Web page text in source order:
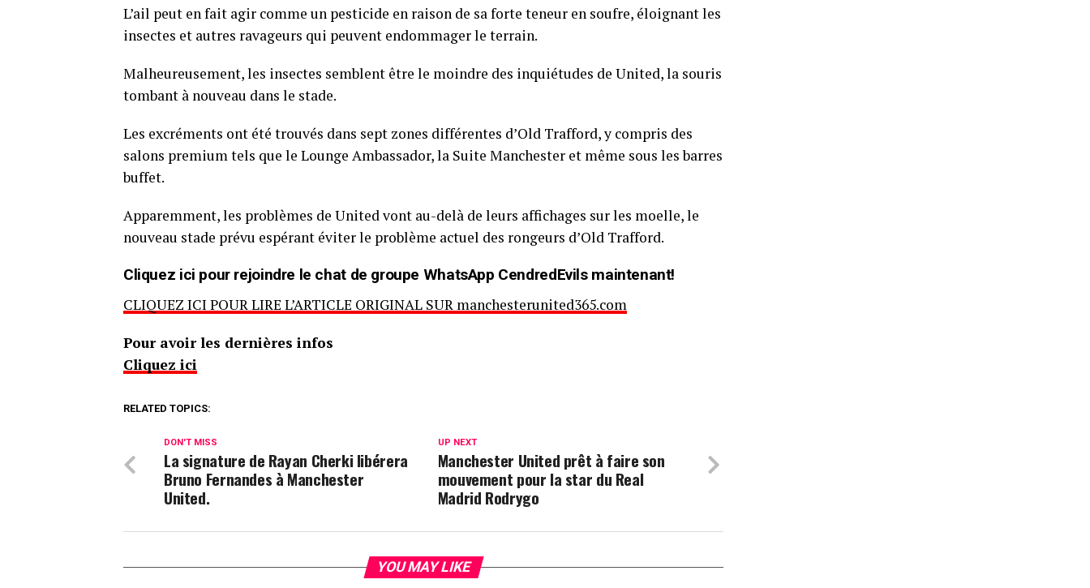
L’ail peut en fait agir comme un pesticide en raison de sa forte teneur en soufre, éloignant les
insectes et autres ravageurs qui peuvent endommager le terrain.
Malheureusement, les insectes semblent être le moindre des inquiétudes de United, la souris
tombant à nouveau dans le stade.
Les excréments ont été trouvés dans sept zones différentes d’Old Trafford, y compris des
salons premium tels que le Lounge Ambassador, la Suite Manchester et même sous les barres
buffet.
Apparemment, les problèmes de United vont au-delà de leurs affichages sur les moelle, le
nouveau stade prévu espérant éviter le problème actuel des rongeurs d’Old Trafford.
Cliquez ici pour rejoindre le chat de groupe WhatsApp CendredEvils maintenant!
CLIQUEZ ICI POUR LIRE L’ARTICLE ORIGINAL SUR manchesterunited365.com
Pour avoir les dernières infos
Cliquez ici
RELATED TOPICS:
UP NEXT
Manchester United prêt à faire son
mouvement pour la star du Real
Madrid Rodrygo
DON'T MISS
La signature de Rayan Cherki libérera
Bruno Fernandes à Manchester
United.
YOU MAY LIKE